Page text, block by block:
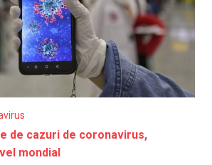
de cazuri de coronavirus,
mondial